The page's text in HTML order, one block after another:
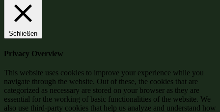
Schließen
Privacy Overview
This website uses cookies to improve your experience while you
navigate through the website. Out of these, the cookies that are
categorized as necessary are stored on your browser as they are
essential for the working of basic functionalities of the website. We
also use third-party cookies that help us analyze and understand how